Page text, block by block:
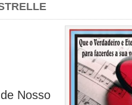
Nosso